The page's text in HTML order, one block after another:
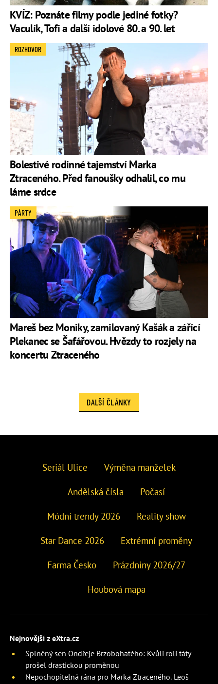
KVÍZ: Poznáte filmy podle jediné fotky?
Vaculík, Tofi a další idolové 80. a 90. let
Bolestivé rodinné tajemství Marka
Ztraceného. Před fanoušky odhalil, co mu
láme srdce
ROZHOVOR
Mareš bez Moniky, zamilovaný Kašák a zářící
Plekanec se Šafářovou. Hvězdy to rozjely na
koncertu Ztraceného
PÁRTY
DALŠÍ ČLÁNKY
Seriál Ulice Výměna manželek
Andělská čísla Počasí
Módní trendy 2026 Reality show
Star Dance 2026 Extrémní proměny
Farma Česko Prázdniny 2026/27
Houbová mapa
Nejnovější z eXtra.cz
Splněný sen Ondřeje Brzobohatého: Kvůli roli táty
prošel drastickou proměnou
Nepochopitelná rána pro Marka Ztraceného. Leoš